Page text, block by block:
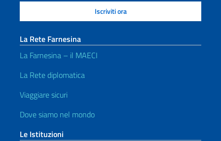
La Rete Farnesina
La Farnesina – il MAECI
La Rete diplomatica
Viaggiare sicuri
Dove siamo nel mondo
Le Istituzioni